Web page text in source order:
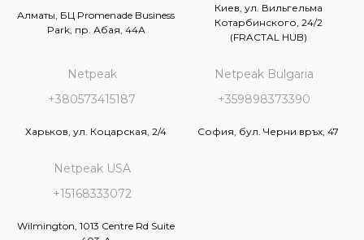
Алматы, БЦ Promenade Business
Park, пр. Абая, 44А
Киев, ул. Вильгельма
Котарбинского, 24/2
(FRACTAL HUB)
Netpeak
+380573415187
Харьков, ул. Коцарская, 2/4
Netpeak Bulgaria
+359898373390
София, бул. Черни връх, 47
Netpeak USA
+15168333072
Wilmington, 1013 Centre Rd Suite